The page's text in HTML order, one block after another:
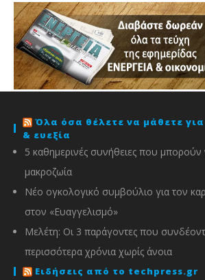
Όλα όσα θέλετε να μάθετε
& ευεξία
5 καθημερινές συνήθειες που
μακροζωία
Νέο ογκολογικό συμβούλιο για τον
στον «Ευαγγελισμό»
Μελέτη: Οι 3 παράγοντες που
περισσότερα χρόνια χωρίς άνοια
Ειδήσεις από το techpress.gr